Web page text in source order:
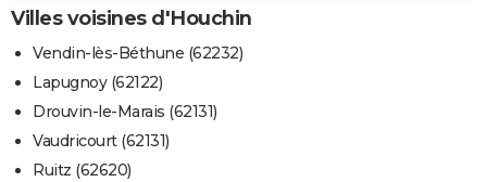
Villes voisines d'Houchin
Vendin-lès-Béthune (62232)
Lapugnoy (62122)
Drouvin-le-Marais (62131)
Vaudricourt (62131)
Ruitz (62620)